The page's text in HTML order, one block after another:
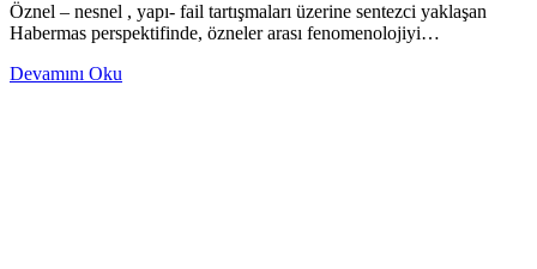
Öznel – nesnel , yapı- fail tartışmaları üzerine sentezci yaklaşan
Habermas perspektifinde, özneler arası fenomenolojiyi…
Devamını Oku